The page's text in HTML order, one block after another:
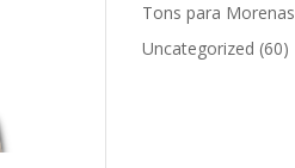
Tons para Morenas
Uncategorized (60)